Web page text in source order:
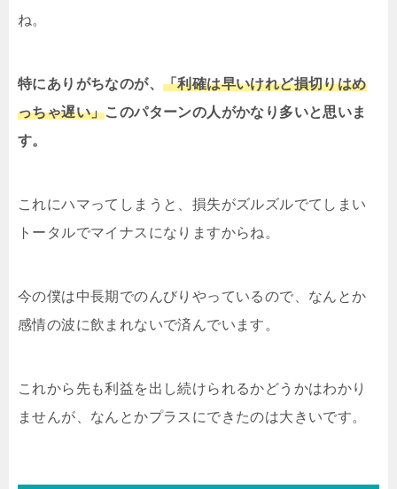
ね。
特にありがちなのが、 「利確は早いけれど損切りはめ
っちゃ遅い」このパターンの人がかなり多いと思いま
す。
これにハマってしまうと、損失がズルズルでてしまい
トータルでマイナスになりますからね。
今の僕は中長期でのんびりやっているので、なんとか
感情の波に飲まれないで済んでいます。
これから先も利益を出し続けられるかどうかはわかり
ませんが、なんとかプラスにできたのは大きいです。